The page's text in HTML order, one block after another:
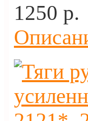
1250 p.